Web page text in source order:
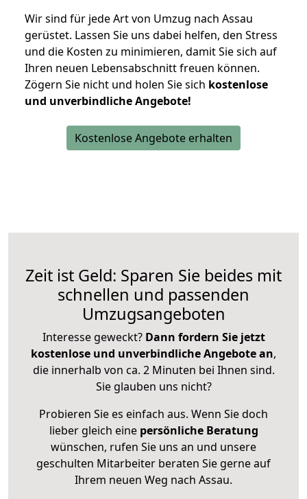
Wir sind für jede Art von Umzug nach Assau
gerüstet. Lassen Sie uns dabei helfen, den Stress
und die Kosten zu minimieren, damit Sie sich auf
Ihren neuen Lebensabschnitt freuen können.
Zögern Sie nicht und holen Sie sich kostenlose
und unverbindliche Angebote!
Kostenlose Angebote erhalten
Zeit ist Geld: Sparen Sie beides mit
schnellen und passenden
Umzugsangeboten
Interesse geweckt? Dann fordern Sie jetzt
kostenlose und unverbindliche Angebote an,
die innerhalb von ca. 2 Minuten bei Ihnen sind.
Sie glauben uns nicht?
Probieren Sie es einfach aus. Wenn Sie doch
lieber gleich eine persönliche Beratung
wünschen, rufen Sie uns an und unsere
geschulten Mitarbeiter beraten Sie gerne auf
Ihrem neuen Weg nach Assau.